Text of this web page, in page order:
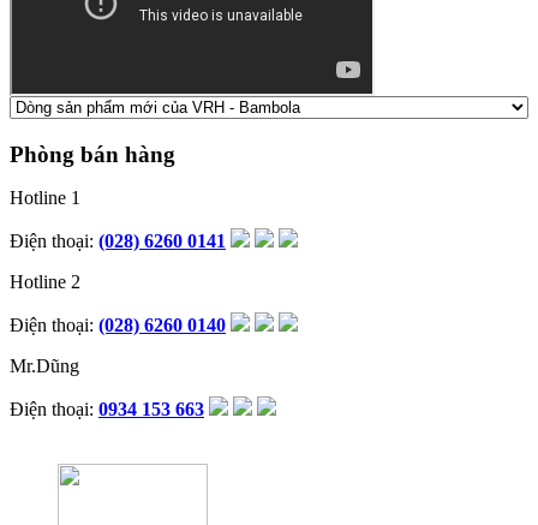
Phòng bán hàng
Hotline 1
Điện thoại: (028) 6260 0141
Hotline 2
Điện thoại: (028) 6260 0140
Mr.Dũng
Điện thoại: 0934 153 663